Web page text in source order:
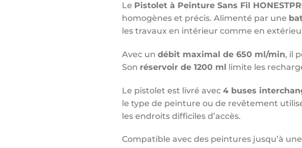
Le Pistolet à Peinture Sans Fil
homogènes et précis. Alimenté par une
les travaux en intérieur comme en
Avec un débit maximal de 650 ml/min, il
Son réservoir de 1200 ml limite les
Le pistolet est livré avec 4 buses
le type de peinture ou de revêtement
les endroits difficiles d’accès.
Compatible avec des peintures jusqu’à une